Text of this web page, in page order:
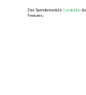
Das Spendenmodul in Localclubs
Features: